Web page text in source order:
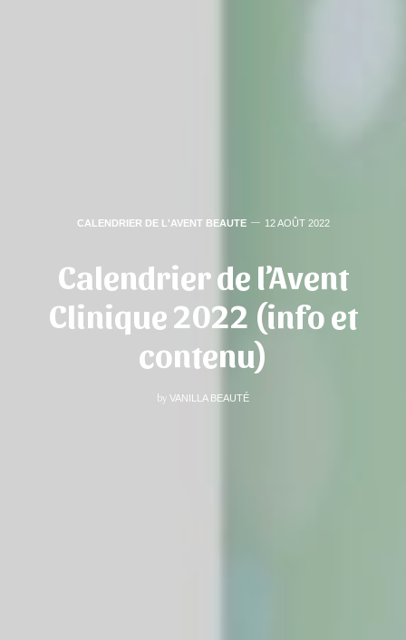
CALENDRIER DE L'AVENT BEAUTE 12 AOÛT 2022
Calendrier de l’Avent
Clinique 2022 (info et
contenu)
by VANILLA BEAUTÉ